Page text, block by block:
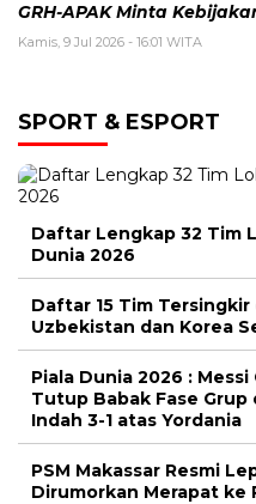
GRH-APAK Minta
Kamis, 9 Jul 2026 - 16:01 WITA
SPORT & ESPORT
Daftar Lengkap 32 Tim
Dunia 2026
Daftar 15 Tim Tersingkir
Uzbekistan dan Korea
Piala Dunia 2026 :
Tutup Babak Fase
Indah 3-1 atas Yordania
PSM Makassar Resmi
Dirumorkan Merapat ke